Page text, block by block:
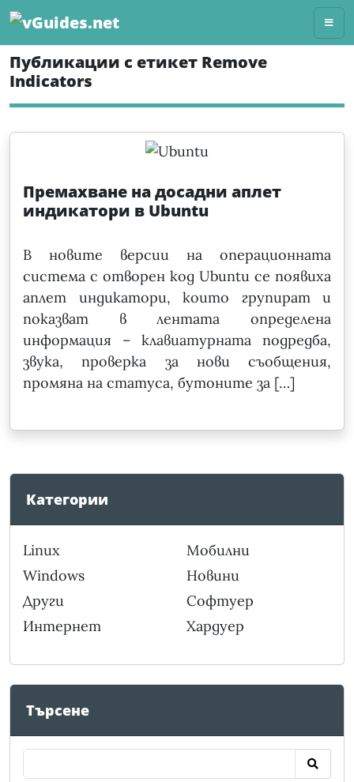
Skip
content
Публикации с етикет Remove
Indicators
Премахване на досадни аплет
индикатори в Ubuntu
В новите версии на операционната
система с отворен код Ubuntu се появиха
аплет индикатори, които групират и
показват в лентата определена
информация – клавиатурната подредба,
звука, проверка за нови съобщения,
промяна на статуса, бутоните за […]
Категории
Linux
Windows
Други
Интернет
Мобилни
Новини
Софтуер
Хардуер
Търсене